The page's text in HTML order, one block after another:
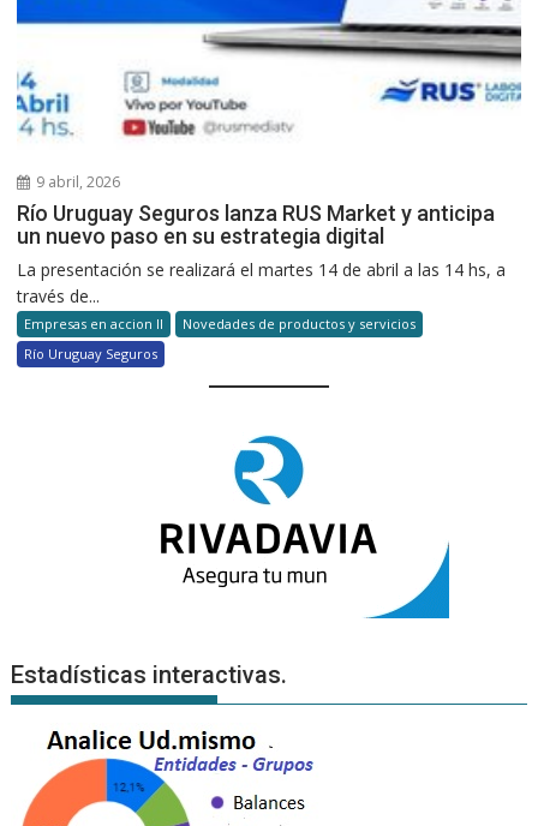
9 abril, 2026
Río Uruguay Seguros lanza RUS Market y anticipa
un nuevo paso en su estrategia digital
La presentación se realizará el martes 14 de abril a las 14 hs, a
través de...
Empresas en accion II
Novedades de productos y servicios
Río Uruguay Seguros
Estadísticas interactivas.